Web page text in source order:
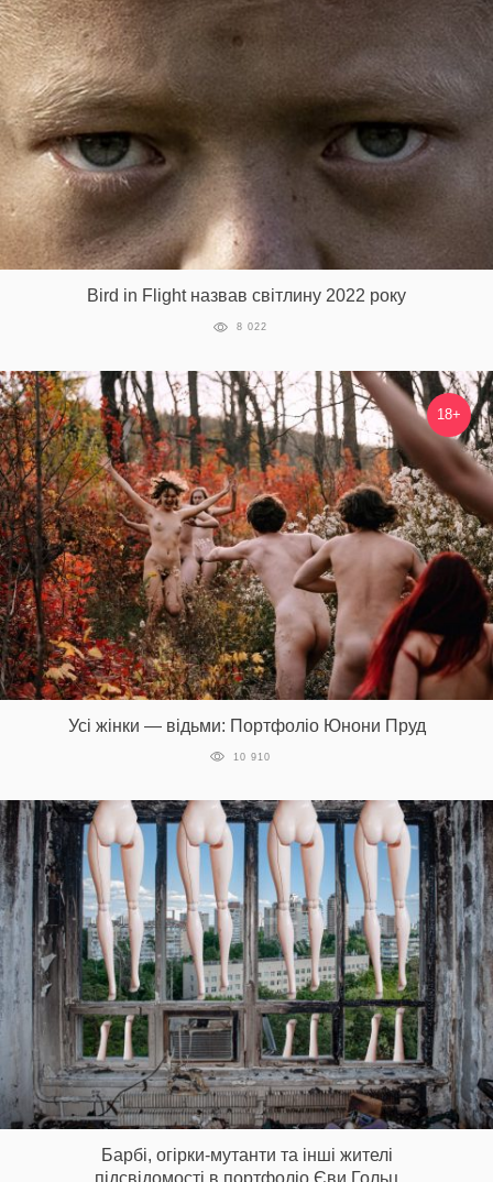
Bird in Flight назвав світлину 2022 року
8 022
18+
Усі жінки — відьми: Портфоліо Юнони Пруд
10 910
Барбі, огірки-мутанти та інші жителі